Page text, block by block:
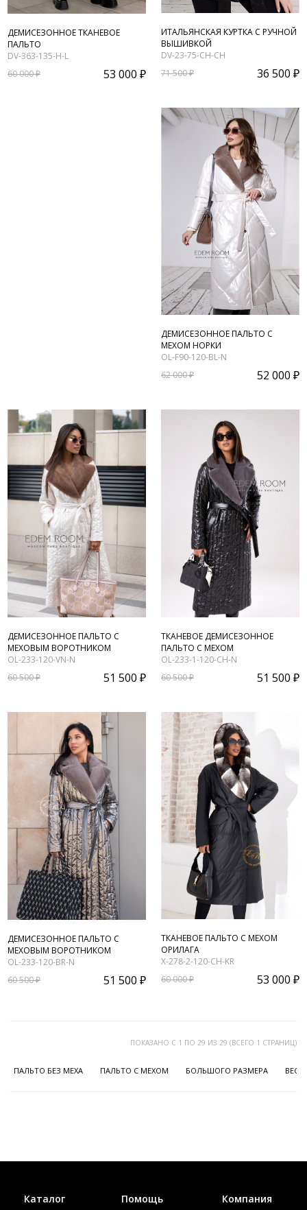
ДЕМИСЕЗОННОЕ ТКАНЕВОЕ
ПАЛЬТО
DV-363-135-H-L
60 000 ₽
53 000 ₽
ИТАЛЬЯНСКАЯ КУРТКА С РУЧНОЙ
ВЫШИВКОЙ
DV-23-75-CH-CH
71 500 ₽
36 500 ₽
ДЕМИСЕЗОННОЕ ПАЛЬТО С
МЕХОМ НОРКИ
OL-F90-120-BL-N
62 000 ₽
52 000 ₽
ДЕМИСЕЗОННОЕ ПАЛЬТО С
МЕХОВЫМ ВОРОТНИКОМ
OL-233-120-VN-N
60 500 ₽
51 500 ₽
ТКАНЕВОЕ ДЕМИСЕЗОННОЕ
ПАЛЬТО С МЕХОМ
OL-233-1-120-CH-N
60 500 ₽
51 500 ₽
ДЕМИСЕЗОННОЕ ПАЛЬТО С
МЕХОВЫМ ВОРОТНИКОМ
OL-233-120-BR-N
60 500 ₽
51 500 ₽
ТКАНЕВОЕ ПАЛЬТО С МЕХОМ
ОРИЛАГА
X-278-2-120-CH-KR
60 000 ₽
53 000 ₽
ПОКАЗАНО С 1 ПО 29 ИЗ 29 (ВСЕГО 1 СТРАНИЦ)
ПАЛЬТО БЕЗ МЕХА ПАЛЬТО С МЕХОМ БОЛЬШОГО РАЗМЕРА
Каталог Помощь Компания